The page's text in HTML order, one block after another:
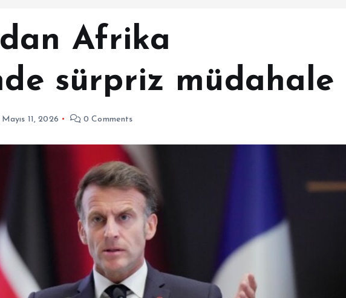
Afrika
sürpriz müdahale
Mayıs 11, 2026 0 Comments